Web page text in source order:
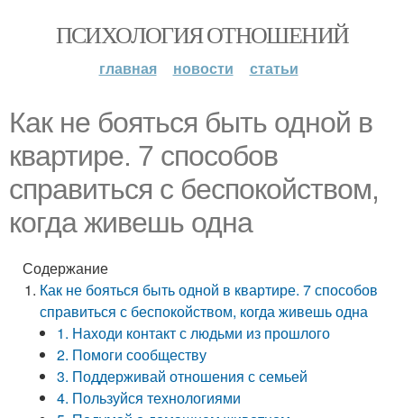
ПСИХОЛОГИЯ ОТНОШЕНИЙ
главная новости статьи
Как не бояться быть одной в
квартире. 7 способов
справиться с беспокойством,
когда живешь одна
Содержание
Как не бояться быть одной в квартире. 7 способов
справиться с беспокойством, когда живешь одна
1. Находи контакт с людьми из прошлого
2. Помоги сообществу
3. Поддерживай отношения с семьей
4. Пользуйся технологиями